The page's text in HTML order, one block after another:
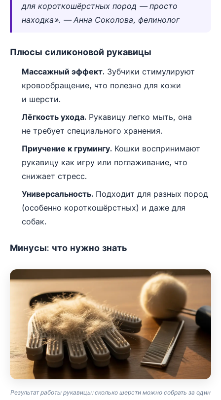
для короткошёрстных пород — просто
находка». — Анна Соколова, фелинолог
Плюсы силиконовой рукавицы
Массажный эффект. Зубчики стимулируют
кровообращение, что полезно для кожи
и шерсти.
Лёгкость ухода. Рукавицу легко мыть, она
не требует специального хранения.
Приучение к грумингу. Кошки воспринимают
рукавицу как игру или поглаживание, что
снижает стресс.
Универсальность. Подходит для разных пород
(особенно короткошёрстных) и даже для
собак.
Минусы: что нужно знать
Результат работы рукавицы: сколько шерсти можно собрать за один